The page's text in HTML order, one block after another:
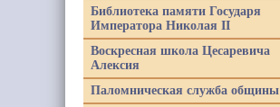
Библиотека памяти Государя
Императора Николая II
Воскресная школа Цесаревича
Алексия
Паломническая служба общины